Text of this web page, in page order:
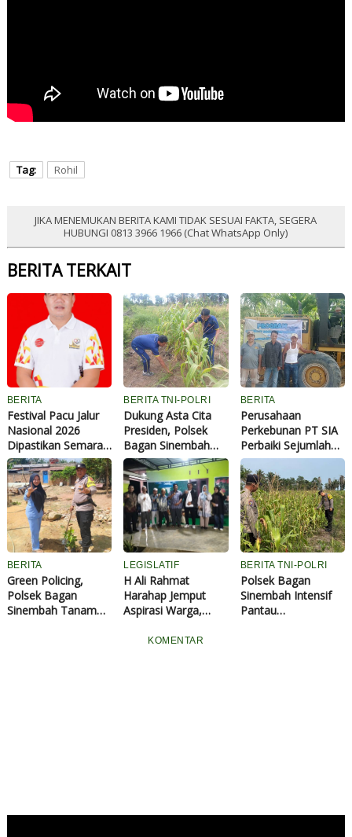
Tag: Rohil
JIKA MENEMUKAN BERITA KAMI TIDAK SESUAI FAKTA, SEGERA
HUBUNGI 0813 3966 1966 (Chat WhatsApp Only)
BERITA TERKAIT
BERITA
Festival Pacu Jalur
Nasional 2026
Dipastikan Semarak,
77 Jalur Sudah
Terdaftar
BERITA TNI-POLRI
Dukung Asta Cita
Presiden, Polsek
Bagan Sinembah
Intensif Pantau
Pertumbuhan
Jagung Program
Ketahanan Pangan
BERITA
Perusahaan
Perkebunan PT SIA
Perbaiki Sejumlah
Ruas Jalan di Rohil
Melalui Dana CSR
BERITA
Green Policing,
Polsek Bagan
Sinembah Tanam
LEGISLATIF
H Ali Rahmat
Harahap Jemput
Aspirasi Warga,
Kampung
BERITA TNI-POLRI
Polsek Bagan
Sinembah Intensif
Pantau
KOMENTAR